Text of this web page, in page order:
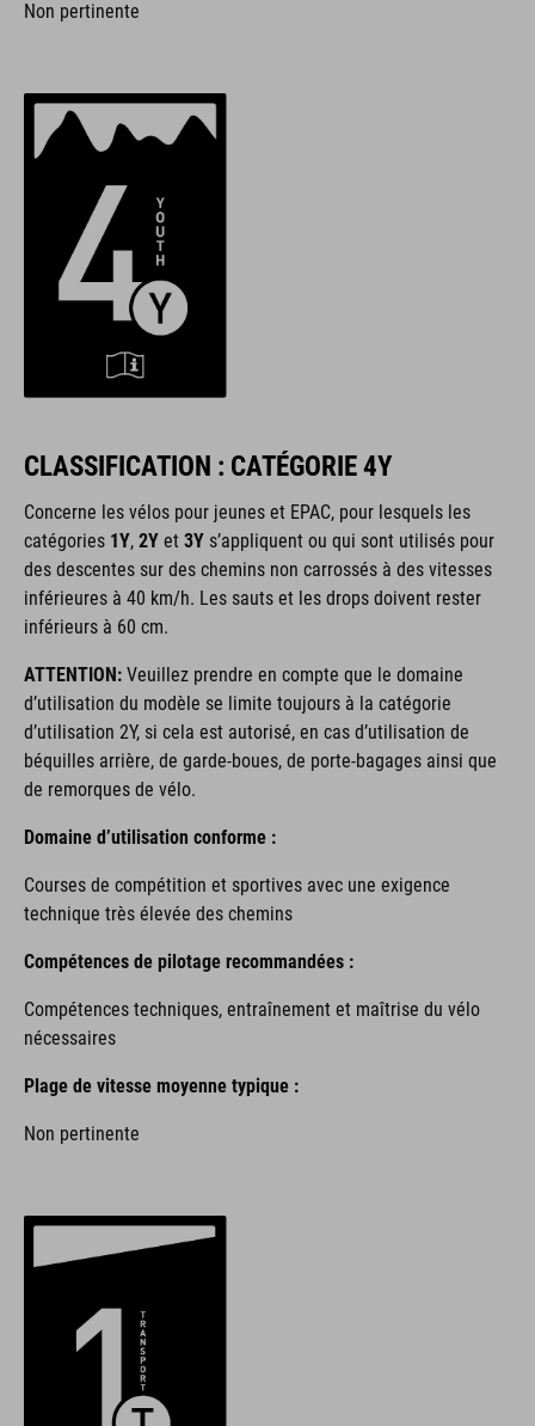
Non pertinente
CLASSIFICATION : CATÉGORIE 4Y
Concerne les vélos pour jeunes et EPAC, pour lesquels les
catégories 1Y, 2Y et 3Y s’appliquent ou qui sont utilisés pour
des descentes sur des chemins non carrossés à des vitesses
inférieures à 40 km/h. Les sauts et les drops doivent rester
inférieurs à 60 cm.
ATTENTION: Veuillez prendre en compte que le domaine
d’utilisation du modèle se limite toujours à la catégorie
d’utilisation 2Y, si cela est autorisé, en cas d’utilisation de
béquilles arrière, de garde-boues, de porte-bagages ainsi que
de remorques de vélo.
Domaine d’utilisation conforme :
Courses de compétition et sportives avec une exigence
technique très élevée des chemins
Compétences de pilotage recommandées :
Compétences techniques, entraînement et maîtrise du vélo
nécessaires
Plage de vitesse moyenne typique :
Non pertinente